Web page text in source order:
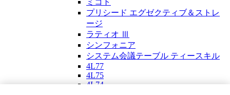
プリシード エグゼクティブ＆ストレ
ージ
ラティオ Ⅲ
シンフォニア
システム会議テーブル ティースキル
4L77
4L75
4L74